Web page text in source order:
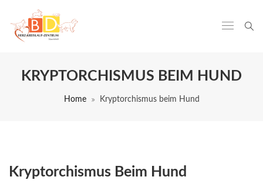
KRYPTORCHISMUS BEIM HUND
Home Kryptorchismus beim Hund
Kryptorchismus Beim Hund